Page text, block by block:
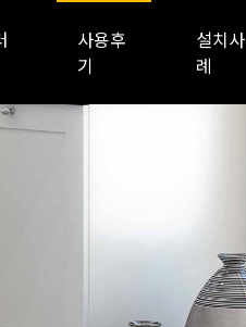
사용후
기
설치사
례